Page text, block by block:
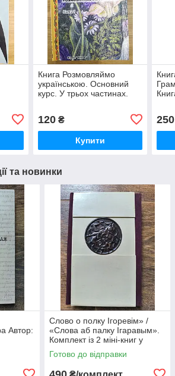
Книга Розмовляймо
українською. Основний
курс. У трьох частинах.
120₴
Купити
250
та новинки
Автор:
Слово о полку Ігоревім» /
«Слова аб палку Ігаравым».
Комплект із 2 міні-книг у
футлярі
Готово до відправки